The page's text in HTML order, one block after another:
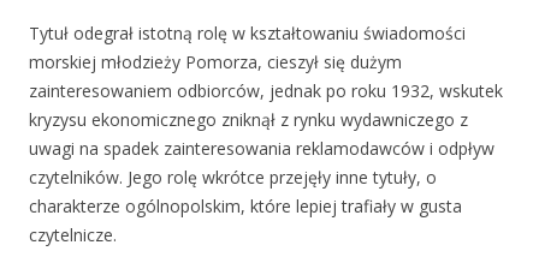
Tytuł odegrał istotną rolę w kształtowaniu świadomości
morskiej młodzieży Pomorza, cieszył się dużym
zainteresowaniem odbiorców, jednak po roku 1932, wskutek
kryzysu ekonomicznego zniknął z rynku wydawniczego z
uwagi na spadek zainteresowania reklamodawców i odpływ
czytelników. Jego rolę wkrótce przejęły inne tytuły, o
charakterze ogólnopolskim, które lepiej trafiały w gusta
czytelnicze.